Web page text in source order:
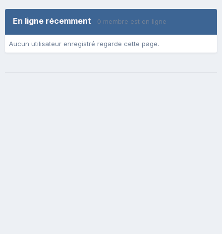
En ligne récemment 0 membre est en ligne
Aucun utilisateur enregistré regarde cette page.